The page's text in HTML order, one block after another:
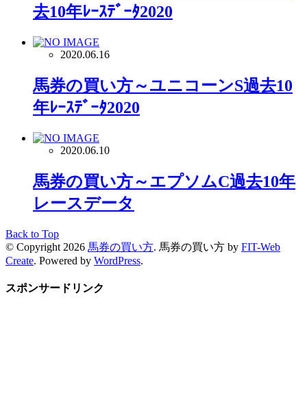
去10年ﾚｰｽﾃﾞｰﾀ2020
2020.06.16
馬券の買い方～ユニコーンS過去10
年ﾚｰｽﾃﾞｰﾀ2020
2020.06.10
馬券の買い方～エプソムC過去10年
レースデータ
Back to Top
© Copyright 2026 馬券の買い方. 馬券の買い方 by FIT-Web
Create. Powered by WordPress.
スポンサードリンク